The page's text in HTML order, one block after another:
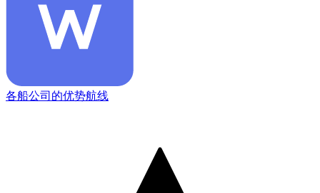
各船公司的优势航线